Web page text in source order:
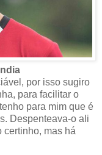
por isso sugiro
para facilitar o
para mim que é
Despenteava-o ali
certinho, mas há